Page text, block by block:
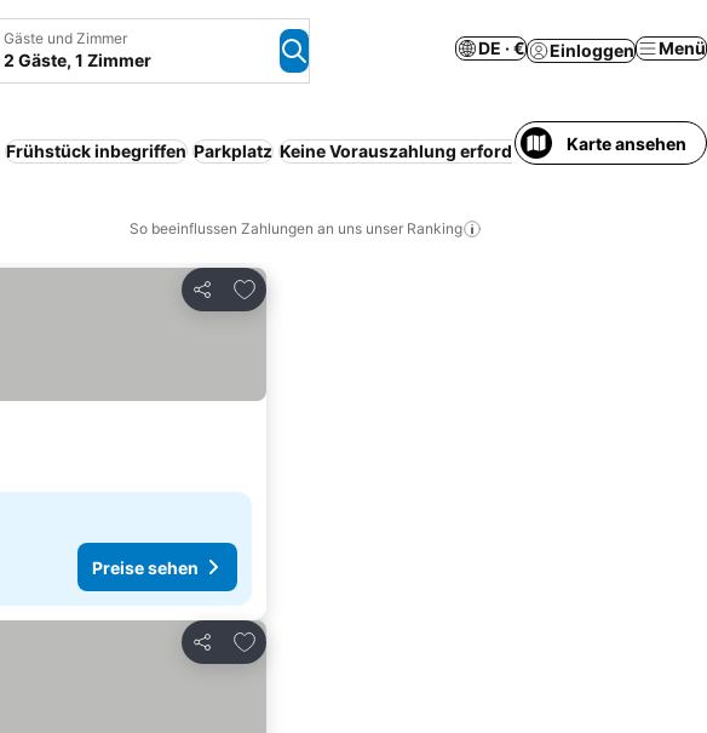
Gäste und Zimmer
2 Gäste, 1 Zimmer
DE · € Einloggen Menü
Frühstück inbegriffen Parkplatz Keine Vorauszahlung erforderlich Serviced
Karte ansehen
So beeinflussen Zahlungen an uns unser Ranking
Teilen
Zu Favoriten hinzufügen
Preise sehen
Teilen
Zu Favoriten hinzufügen